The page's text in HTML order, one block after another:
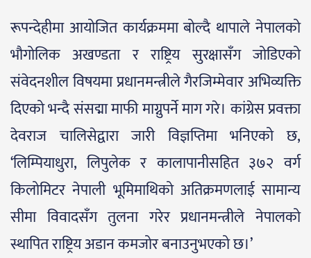
रूपन्देहीमा आयोजित कार्यक्रममा बोल्दै थापाले नेपालको
भौगोलिक अखण्डता र राष्ट्रिय सुरक्षासँग जोडिएको
संवेदनशील विषयमा प्रधानमन्त्रीले गैरजिम्मेवार अभिव्यक्ति
दिएको भन्दै संसद्मा माफी माग्नुपर्ने माग गरे। कांग्रेस प्रवक्ता
देवराज चालिसेद्वारा जारी विज्ञप्तिमा भनिएको छ,
‘लिम्पियाधुरा, लिपुलेक र कालापानीसहित ३७२ वर्ग
किलोमिटर नेपाली भूमिमाथिको अतिक्रमणलाई सामान्य
सीमा विवादसँग तुलना गरेर प्रधानमन्त्रीले नेपालको
स्थापित राष्ट्रिय अडान कमजोर बनाउनुभएको छ।’